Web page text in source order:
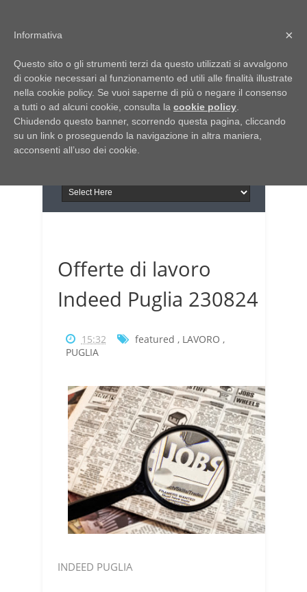
Italia Notizie
Giornale di Basilicata
Giornale di Puglia
INFORMAPUGLIA
Il portale n.1 del lavoro
in Puglia
Offerte di lavoro
Indeed Puglia 230824
15:32 featured , LAVORO ,
PUGLIA
INDEED PUGLIA
×
Informativa
Questo sito o gli strumenti terzi da questo utilizzati si avvalgono
di cookie necessari al funzionamento ed utili alle finalità illustrate
nella cookie policy. Se vuoi saperne di più o negare il consenso
a tutti o ad alcuni cookie, consulta la cookie policy
Chiudendo questo banner, scorrendo questa pagina, cliccando
su un link o proseguendo la navigazione in altra maniera,
acconsenti all’uso dei cookie.